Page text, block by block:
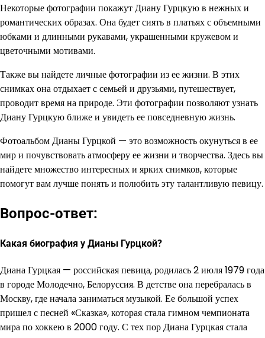
Некоторые фотографии покажут Диану Гурцкую в нежных и
романтических образах. Она будет сиять в платьях с объемными
юбками и длинными рукавами, украшенными кружевом и
цветочными мотивами.
Также вы найдете личные фотографии из ее жизни. В этих
снимках она отдыхает с семьей и друзьями, путешествует,
проводит время на природе. Эти фотографии позволяют узнать
Диану Гурцкую ближе и увидеть ее повседневную жизнь.
Фотоальбом Дианы Гурцкой — это возможность окунуться в ее
мир и почувствовать атмосферу ее жизни и творчества. Здесь вы
найдете множество интересных и ярких снимков, которые
помогут вам лучше понять и полюбить эту талантливую певицу.
Вопрос-ответ:
Какая биография у Дианы Гурцкой?
Диана Гурцкая — российская певица, родилась 2 июля 1979 года
в городе Молодечно, Белоруссия. В детстве она перебралась в
Москву, где начала заниматься музыкой. Ее большой успех
пришел с песней «Сказка», которая стала гимном чемпионата
мира по хоккею в 2000 году. С тех пор Диана Гурцкая стала